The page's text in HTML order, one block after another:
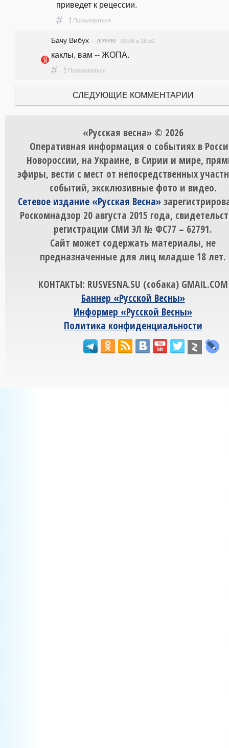
приведет к рецессии.
# ! Пожаловаться
Бачу Вибух — (63698) 03.06 в 16:50
каклы, вам -- ЖОПА.
# ! Пожаловаться
СЛЕДУЮЩИЕ КОММЕНТАРИИ
«Русская весна» © 2026
Оперативная информация о событиях в
Новороссии, на Украине, в Сирии и мире,
эфиры, вести с мест от непосредственных
событий, эксклюзивные фото и видео.
Сетевое издание «Русская Весна»
Роскомнадзор 20 августа 2015 года,
регистрации СМИ ЭЛ № ФС77 – 62791.
Сайт может содержать материалы, не
предназначенные для лиц младше 18 лет.
КОНТАКТЫ: RUSVESNA.SU (собака) GMAIL.COM
Баннер «Русской Весны»
Информер «Русской Весны»
Политика конфиденциальности